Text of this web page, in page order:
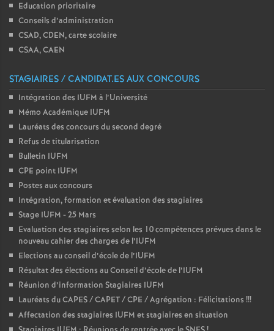
Education prioritaire
Conseils d’administration
CSAD, CDEN, carte scolaire
CSAA, CAEN
STAGIAIRES / CANDIDAT.ES AUX CONCOURS
Intégration des IUFM à l’Université
Mémo Académique IUFM
Lauréats des concours du second degré
Refus de titularisation
Bulletin IUFM
CPE point IUFM
Postes aux concours
Intégration, formation et évaluation des stagiaires
Stage IUFM - 25 Mars
Evaluation des stagiaires selon les 10 compétences prévues dans le
nouveau cahier des charges de l’IUFM
Elections au conseil d’école de l’IUFM
Résultat des élections au Conseil d’école de l’IUFM
Réunion d’information Stagiaires IUFM
Lauréats du CAPES / CAPET / CPE / Agrégation : Félicitations !!!
Affectation des stagiaires IUFM et stagiaires en situation